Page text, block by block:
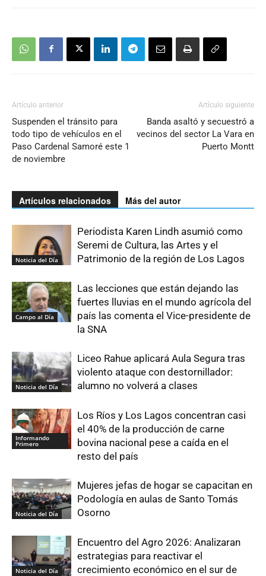
Artículo anterior
Suspenden el tránsito para
todo tipo de vehículos en el
Paso Cardenal Samoré este 1
de noviembre
Artículo siguiente
Banda asaltó y secuestró a
vecinos del sector La Vara en
Puerto Montt
Artículos relacionados Más del autor
Noticia del Día
Periodista Karen Lindh asumió como
Seremi de Cultura, las Artes y el
Patrimonio de la región de Los Lagos
Campo al Día
Las lecciones que están dejando las
fuertes lluvias en el mundo agrícola del
país las comenta el Vice-presidente de
la SNA
Noticia del Día
Liceo Rahue aplicará Aula Segura tras
violento ataque con destornillador:
alumno no volverá a clases
Informando
Primero
Los Ríos y Los Lagos concentran casi
el 40% de la producción de carne
bovina nacional pese a caída en el
resto del país
Noticia del Día
Mujeres jefas de hogar se capacitan en
Podología en aulas de Santo Tomás
Osorno
Noticia del Día
Encuentro del Agro 2026: Analizaran
estrategias para reactivar el
crecimiento económico en el sur de